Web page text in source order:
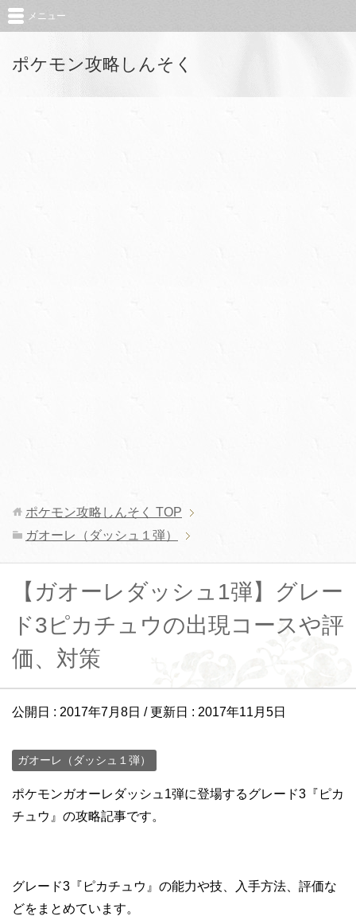
ポケモン攻略しんそく
メニュー
ポケモン攻略しんそく TOP
ガオーレ（ダッシュ１弾）
【ガオーレダッシュ1弾】グレー
ド3ピカチュウの出現コースや評
価、対策
公開日 : 2017年7月8日 / 更新日 : 2017年11月5日
ガオーレ（ダッシュ１弾）
ポケモンガオーレダッシュ1弾に登場するグレード3『ピカ
チュウ』の攻略記事です。
グレード3『ピカチュウ』の能力や技、入手方法、評価な
どをまとめています。